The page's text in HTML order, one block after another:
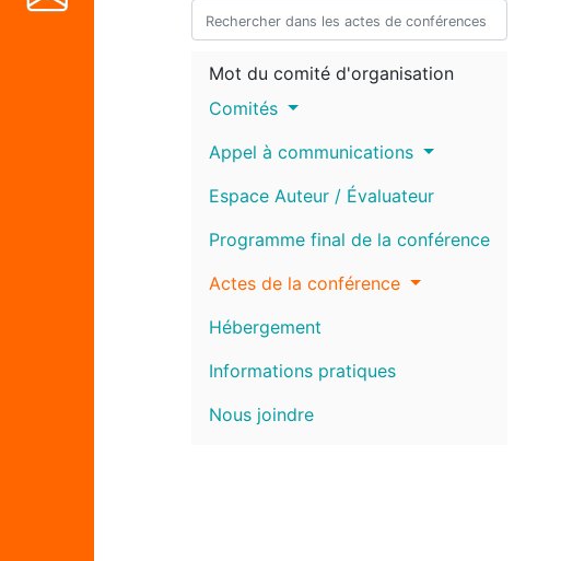
Mot du comité d'organisation
Comités
Appel à communications
Espace Auteur / Évaluateur
Programme final de la conférence
Actes de la conférence
Hébergement
Informations pratiques
Nous joindre